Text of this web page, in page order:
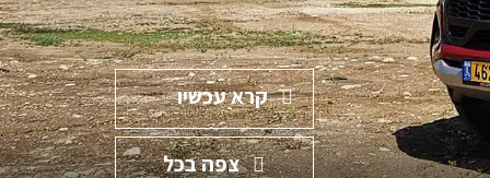
קרא עכשיו
צפה בכל